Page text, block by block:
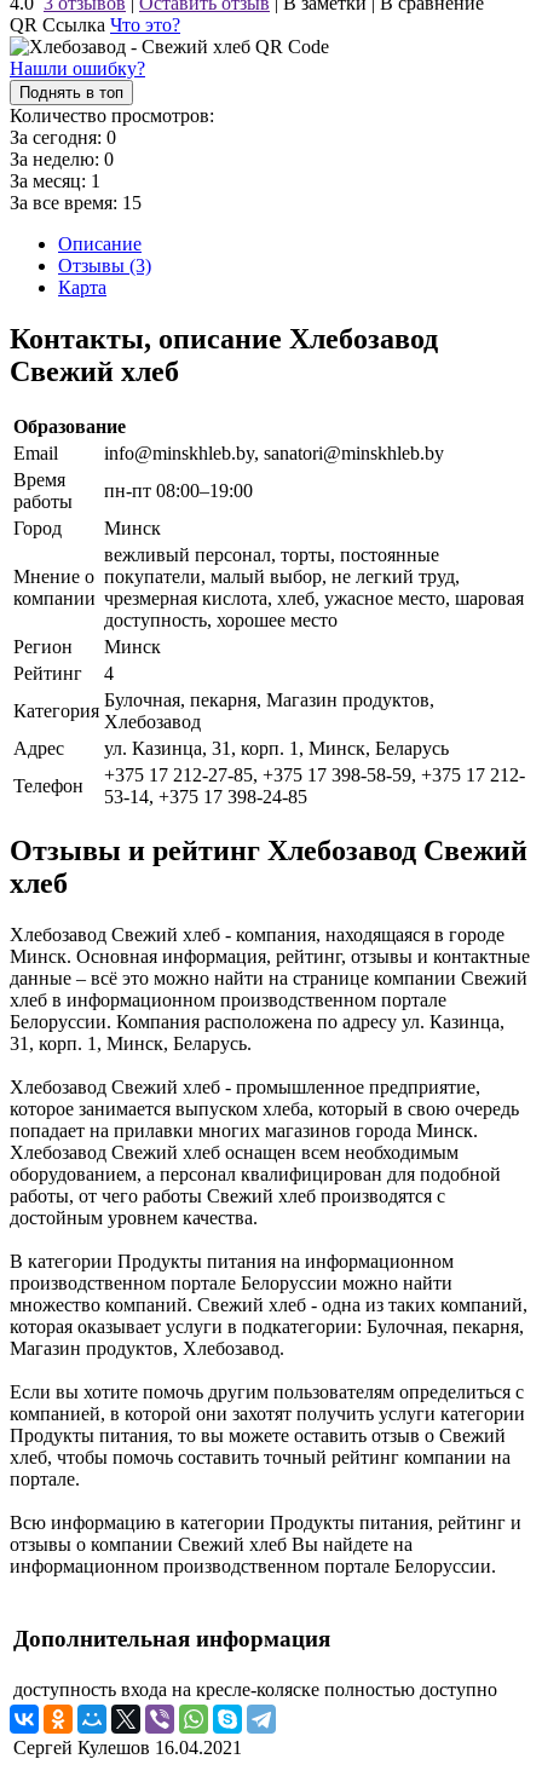
QR Ссылка Что это?
Нашли ошибку?
Поднять в топ
Количество просмотров:
За сегодня: 0
За неделю: 0
За месяц: 1
За все время: 15
Описание
Отзывы (3)
Карта
Контакты, описание Хлебозавод
Свежий хлеб
Образование
Email
info@minskhleb.by, sanatori@minskhleb.by
Время
работы
пн-пт 08:00–19:00
Город
Минск
Мнение о
компании
вежливый персонал, торты, постоянные
покупатели, малый выбор, не легкий труд,
чрезмерная кислота, хлеб, ужасное место, шаровая
доступность, хорошее место
Регион
Минск
Рейтинг
4
Категория
Булочная, пекарня, Магазин продуктов,
Хлебозавод
Адрес
ул. Казинца, 31, корп. 1, Минск, Беларусь
Телефон
+375 17 212-27-85, +375 17 398-58-59, +375 17 212-
53-14, +375 17 398-24-85
Отзывы и рейтинг Хлебозавод Свежий
хлеб
Хлебозавод Свежий хлеб - компания, находящаяся в городе
Минск. Основная информация, рейтинг, отзывы и контактные
данные – всё это можно найти на странице компании Свежий
хлеб в информационном производственном портале
Белоруссии. Компания расположена по адресу ул. Казинца,
31, корп. 1, Минск, Беларусь.
Хлебозавод Свежий хлеб - промышленное предприятие,
которое занимается выпуском хлеба, который в свою очередь
попадает на прилавки многих магазинов города Минск.
Хлебозавод Свежий хлеб оснащен всем необходимым
оборудованием, а персонал квалифицирован для подобной
работы, от чего работы Свежий хлеб производятся с
достойным уровнем качества.
В категории Продукты питания на информационном
производственном портале Белоруссии можно найти
множество компаний. Свежий хлеб - одна из таких компаний,
которая оказывает услуги в подкатегории: Булочная, пекарня,
Магазин продуктов, Хлебозавод.
Если вы хотите помочь другим пользователям определиться с
компанией, в которой они захотят получить услуги категории
Продукты питания, то вы можете оставить отзыв о Свежий
хлеб, чтобы помочь составить точный рейтинг компании на
портале.
Всю информацию в категории Продукты питания, рейтинг и
отзывы о компании Свежий хлеб Вы найдете на
информационном производственном портале Белоруссии.
Дополнительная информация
доступность входа на кресле-коляске полностью доступно
Сергей Кулешов 16.04.2021